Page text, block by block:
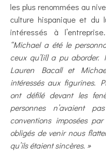
les plus renommées au
culture hispanique et du
intéressés à
“Michael a été le
ceux qu’[il] a pu
Lauren Bacall et
intéressés aux figurines.
ont défilé devant les
personnes n’avaient
conventions imposées
obligés de venir nous
qu’ils étaient sincères. »